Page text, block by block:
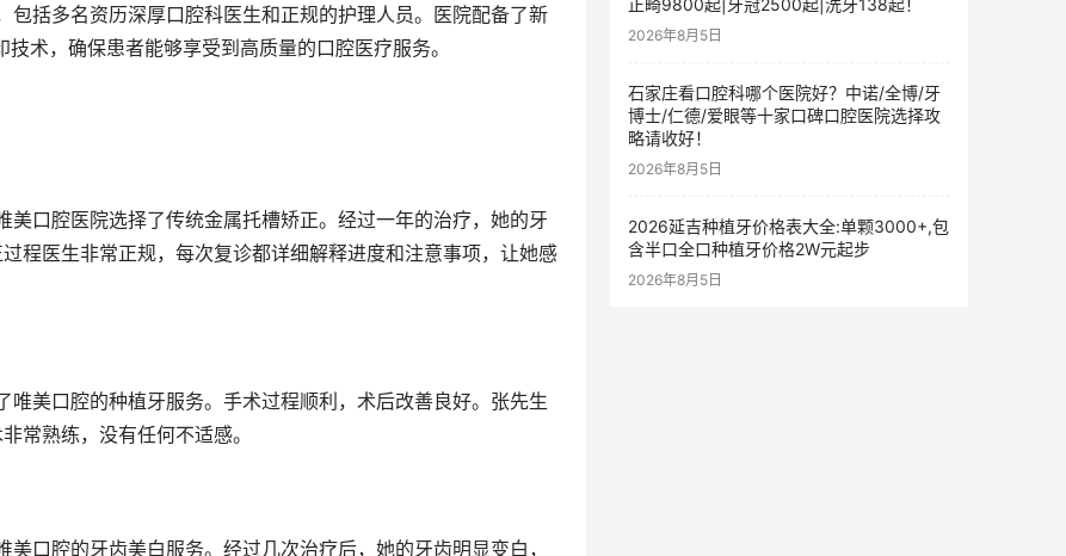
术，确保患者能够享受到高质量的口腔医疗服务。
程医生非常正规，每次复诊都详细解释进度和注意事项，让她感
常熟练，没有任何不适感。
正畸9800起|牙冠2500起|洗牙138起！
2026年8月5日
石家庄看口腔科哪个医院好？中诺/全博/牙
博士/仁德/爱眼等十家口碑口腔医院选择攻
略请收好！
2026年8月5日
2026延吉种植牙价格表大全:单颗3000+,包
含半口全口种植牙价格2W元起步
2026年8月5日